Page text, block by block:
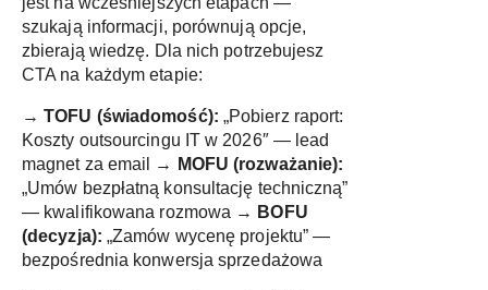
szukają informacji, porównują opcje,
zbierają wiedzę. Dla nich potrzebujesz
CTA na każdym etapie:
→TOFU (świadomość): „Pobierz raport:
Koszty outsourcingu IT w 2026″ — lead
magnet za email →
MOFU (rozważanie):
„Umów bezpłatną konsultację techniczną”
— kwalifikowana rozmowa → BOFU
(decyzja): „Zamów wycenę projektu” —
bezpośrednia konwersja sprzedażowa